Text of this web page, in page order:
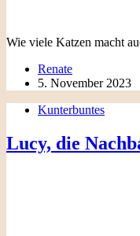
Wie viele Katzen macht
Renate
5. November 2023
Kunterbuntes
Lucy, die